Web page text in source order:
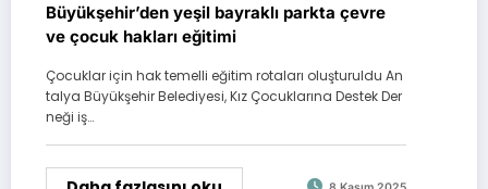
Büyükşehir’den yeşil bayraklı parkta çevre
ve çocuk hakları eğitimi
Çocuklar için hak temelli eğitim rotaları oluşturuldu An
talya Büyükşehir Belediyesi, Kız Çocuklarına Destek Der
neği iş…